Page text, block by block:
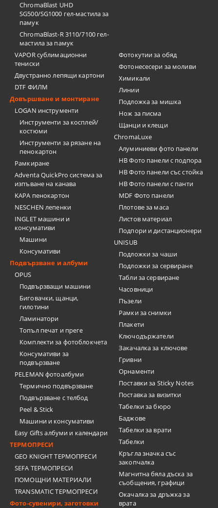
ChromaBlast UHD
SG500/SG1000 гел-мастила за
памук
ChromaBlast-R 3110/7100 гел-
мастила за памук
VAPOR сублимационни
тениски
Двустранно лепящи картони
DTF ФИЛМ
Довършване и монтиране
LOGAN инструменти
Инструменти за косплей/
костюми
Инструменти за рязане на
пенокартон
Рамкиране
Adventa QuickPro система за
изпъване на канава
KAPA пенокартон
NESCHEN лепенки
INGLET машини и
консумативи
Машини
Консумативи
Подвързване и албуми
OPUS
Подвързващи машини
Биговачки, щанци,
гилотини
Ламинатори
Топъл печат и преге
Комплекти за фотоблокчета
Консумативи за
подвързване
PELEMAN фотоалбуми
Термично подвързване
Подвързване с телбод
Peel & Stick
Машини и консумативи
Easy Gifts албуми и календари
ТЕРМОПРЕСИ
GEO KNIGHT ТЕРМОПРЕСИ
SEFA ТЕРМОПРЕСИ
ПОМОЩНИ МАТЕРИАЛИ
TRANSMATIC ТЕРМОПРЕСИ
Фото-сувенири, заготовки
Фотокутии за обяд
Фотонесесери за моливи
Химикали
Линии
Подложка за мишка
Нож за писма
Щанци и клещи
ChromaLuxe
Алуминиеви фото панели
HB Фото панели с подпора
HB Фото панели със стойка
HB Фото панели с панти
MDF Фото панели
Плотове за маса
Листов материал
Подпори и дистанционери
UNISUB
Подложки за чаши
Подложки за сервиране
Табли за сервиране
Часовници
Пъзели
Рамки за снимки
Плакети
Ключодържатели
Закачалка за ключове
Гривни
Орнаменти
Поставки за Sticky Notes
Поставка за визитки
Tабелки за бюро
Баджове
Табелки за врати
Табелки
Кръгла значка със
закопчалка
Магнитна бяла дъска за
съобщения, графици
Окачалка за дръжка за
врата